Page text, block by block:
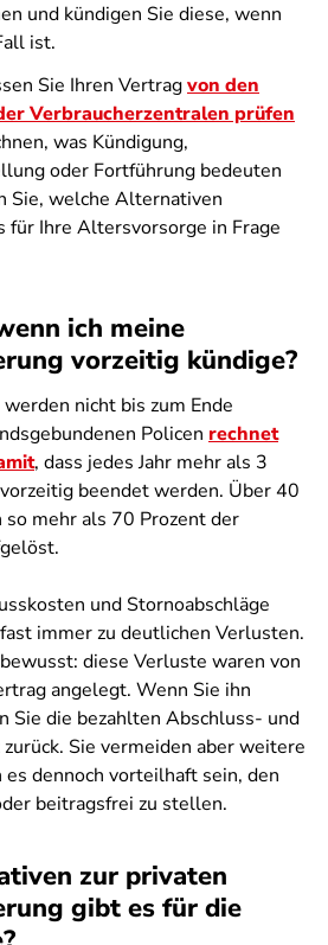
und kündigen Sie diese, wenn
ist.
Sie Ihren Vertragvon den
Verbraucherzentralen prüfen
was Kündigung,
oder Fortführung bedeuten
Sie, welche Alternativen
für Ihre Altersvorsorge in Frage
ich meine
vorzeitig kündige?
nicht bis zum Ende
Policen rechnet
, dass jedes Jahr mehr als 3
beendet werden. Über 40
so mehr als 70 Prozent der
und Stornoabschläge
immer zu deutlichen Verlusten.
diese Verluste waren von
angelegt. Wenn Sie ihn
Sie die bezahlten Abschluss- und
Sie vermeiden aber weitere
es dennoch vorteilhaft sein, den
beitragsfrei zu stellen.
zur privaten
gibt es für die